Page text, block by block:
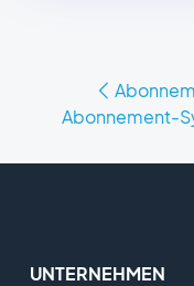
Abonnement-
UNTERNEHMEN